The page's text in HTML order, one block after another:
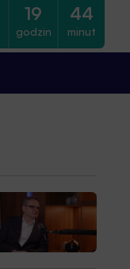
19
godzin
44
minut